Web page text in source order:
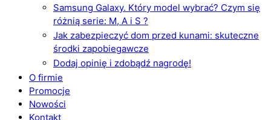
Samsung Galaxy. Który model wybrać? Czym się
różnią serie: M, A i S ?
Jak zabezpieczyć dom przed kunami: skuteczne
środki zapobiegawcze
Dodaj opinię i zdobądź nagrodę!
O firmie
Promocje
Nowości
Kontakt